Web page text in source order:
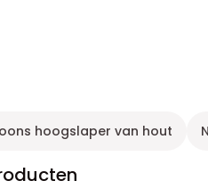
hoogslaper van hout